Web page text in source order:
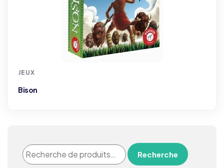
JEUX
Bison
Recherche